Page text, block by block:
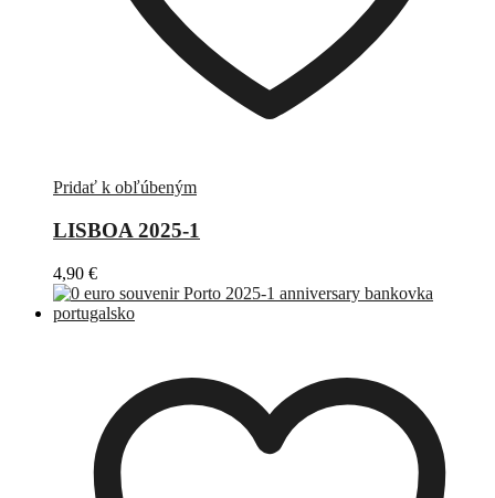
Pridať k obľúbeným
LISBOA 2025-1
4,90 €